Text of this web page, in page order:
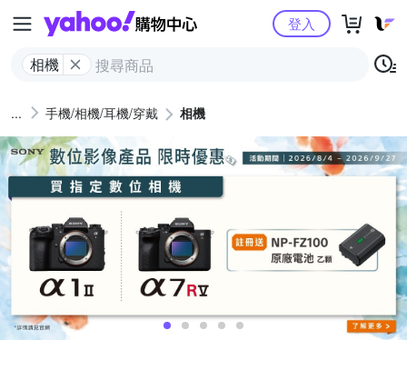
Yahoo購物中心
相機
登入
手機/相機/耳機/穿戴 相機